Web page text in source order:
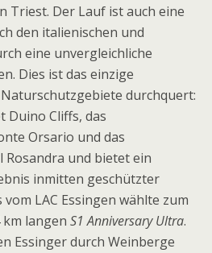
Triest. Der Lauf ist auch eine
den italienischen und
eine unvergleichliche
Dies ist das einzige
durchquert:
Duino Cliffs, das
Orsario und das
und bietet ein
inmitten geschützter
LAC Essingen wählte zum
km langen S1 Anniversary Ultra.
Essinger durch Weinberge